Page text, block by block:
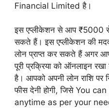
Financial Limited है।
इस एप्लीकेशन से आप ₹5000
सकते हैं। इस एप्लीकेशन की
लोन प्राप्त कर सकते हैं अगर
पूरी प्रक्रिया को ऑनलाइन
है। आपको अपनी लोन राशि पर
फीस देनी होगी, जिसे You
anytime as per your